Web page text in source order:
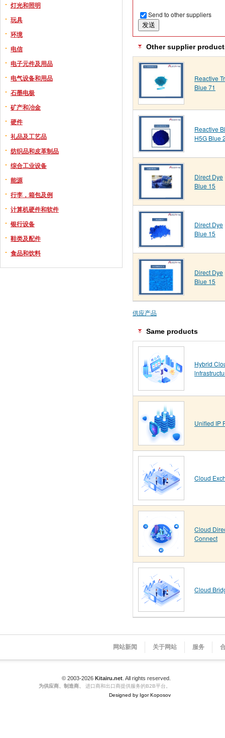
灯光和照明
玩具
环境
电信
电子元件及用品
电气设备和用品
石墨电极
矿产和冶金
硬件
礼品及工艺品
纺织品和皮革制品
综合工业设备
能源
行李，箱包及例
计算机硬件和软件
银行设备
鞋类及配件
食品和饮料
Send to other suppliers
Other supplier
Reactive
Blue 71
Reactive
H5G Blue
Direct Dye
Blue 15
Direct Dye
Blue 15
Direct Dye
Blue 15
供应产品
Same products
Hybrid
Unified IP
Cloud
Cloud
Connect
Cloud
网站新闻 关于网站 服务
© 2003-2026 Kitairu.net . All rights reserved.
为供应商、制造商、
进口商和出口商提供服务的B2B平台。
Designed by Igor Koposov